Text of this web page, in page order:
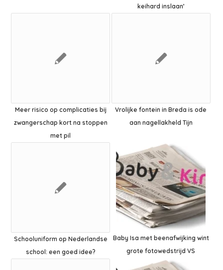
keihard inslaan’
Meer risico op complicaties bij
zwangerschap kort na stoppen
met pil
Vrolijke fontein in Breda is ode
aan nagellakheld Tijn
Schooluniform op Nederlandse
school: een goed idee?
Baby Isa met beenafwijking wint
grote fotowedstrijd VS